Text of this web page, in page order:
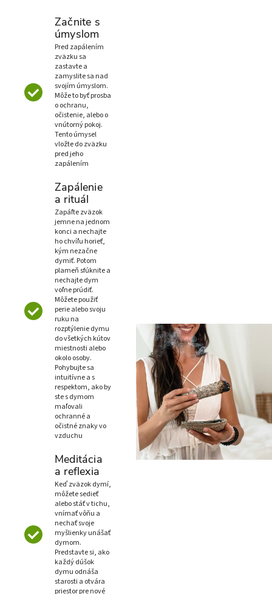
Začnite s
úmyslom
Pred zapálením
zväzku sa
zastavte a
zamyslite sa nad
svojím úmyslom.
Môže to byť prosba
o ochranu,
očistenie, alebo o
vnútorný pokoj.
Tento úmysel
vložte do zväzku
pred jeho
zapálením
Zapálenie
a rituál
Zapáľte zväzok
jemne na jednom
konci a nechajte
ho chvíľu horieť,
kým nezačne
dymiť. Potom
plameň sfúknite a
nechajte dym
voľne prúdiť.
Môžete použiť
perie alebo svoju
ruku na
rozptýlenie dymu
do všetkých kútov
miestnosti alebo
okolo osoby.
Pohybujte sa
intuitívne a s
respektom, ako by
ste s dymom
maľovali
ochranné a
očistné znaky vo
vzduchu
Meditácia
a reflexia
Keď zväzok dymí,
môžete sedieť
alebo stáť v tichu,
vnímať vôňu a
nechať svoje
myšlienky unášať
dymom.
Predstavte si, ako
každý dúšok
dymu odnáša
starosti a otvára
priestor pre nové